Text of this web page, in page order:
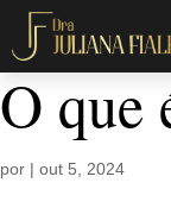
O que
por | out 5, 2024